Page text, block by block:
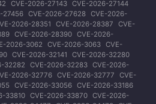
CVE-2026-27143 CVE-2026-27144
27456 CVE-2026-27628 CVE-2026-
2026-28351 CVE-2026-28387
CVE-
CVE-2026-28390 CVE-2026-
2026-3062 CVE-2026-3063 CVE-
CVE-2026-32141
CVE-2026-32280
32282 CVE-2026-32283 CVE-2026-
2026-32776 CVE-2026-32777
CVE-
CVE-2026-33056 CVE-2026-33186
33810 CVE-2026-33870 CVE-2026-